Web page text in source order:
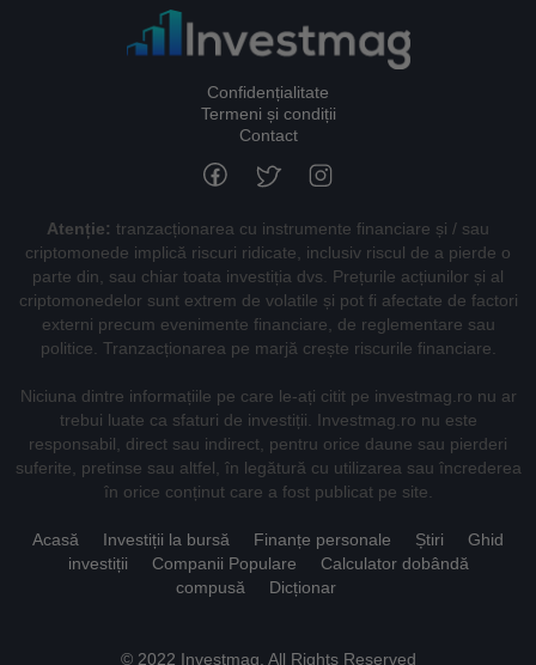
Confidențialitate
Termeni și condiții
Contact
Atenție: tranzacționarea cu instrumente financiare și / sau
criptomonede implică riscuri ridicate, inclusiv riscul de a pierde o
parte din, sau chiar toata investiția dvs. Prețurile acțiunilor și al
criptomonedelor sunt extrem de volatile și pot fi afectate de factori
externi precum evenimente financiare, de reglementare sau
politice. Tranzacționarea pe marjă crește riscurile financiare.
Niciuna dintre informațiile pe care le-ați citit pe investmag.ro nu ar
trebui luate ca sfaturi de investiții. Investmag.ro nu este
responsabil, direct sau indirect, pentru orice daune sau pierderi
suferite, pretinse sau altfel, în legătură cu utilizarea sau încrederea
în orice conținut care a fost publicat pe site.
Acasă Investiții la bursă Finanțe personale Știri
Ghid
investiții
Companii Populare
Calculator dobândă
compusă
Dicționar
© 2022 Investmag. All Rights Reserved